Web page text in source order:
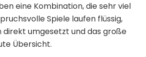
eine Kombination, die sehr viel
Spiele laufen flüssig,
direkt umgesetzt und das große
Übersicht.